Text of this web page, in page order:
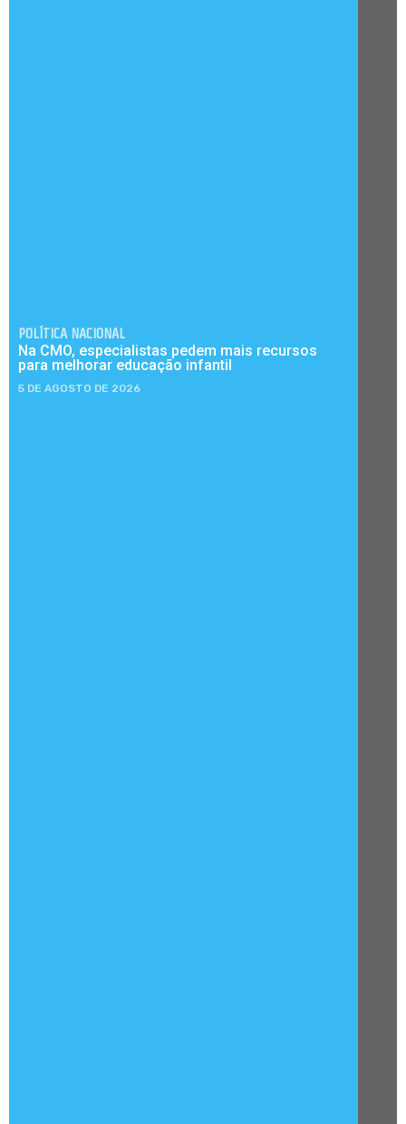
POLÍTICA NACIONAL
Na CMO, especialistas pedem mais recursos
para melhorar educação infantil
5 DE AGOSTO DE 2026